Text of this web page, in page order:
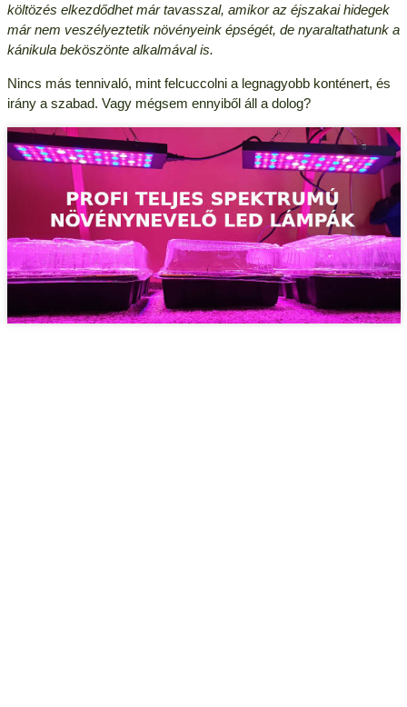
költözés elkezdődhet már tavasszal, amikor az éjszakai hidegek
már nem veszélyeztetik növényeink épségét, de nyaraltathatunk a
kánikula beköszönte alkalmával is.
Nincs más tennivaló, mint felcuccolni a legnagyobb konténert, és
irány a szabad. Vagy mégsem ennyiből áll a dolog?